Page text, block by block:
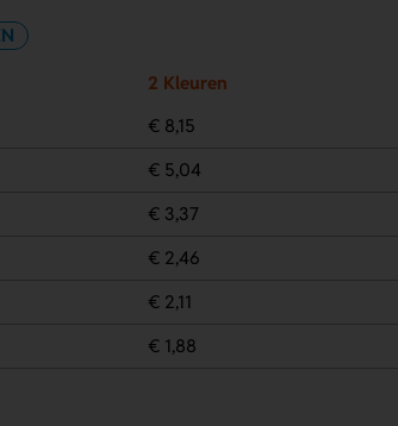
2 Kleuren
€ 8,15
€ 5,04
€ 3,37
€ 2,46
€ 2,11
€ 1,88